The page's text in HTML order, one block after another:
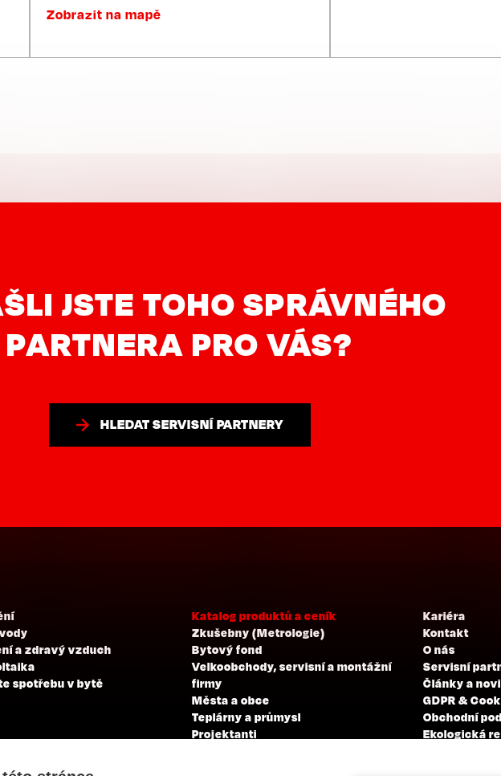
Zobrazit na mapě
JSTE TOHO SPRÁVNÉHO
PARTNERA PRO VÁS?
HLEDAT SERVISNÍ PARTNERY
a zdravý vzduch
spotřebu v bytě
Katalog produktů a ceník
Zkušebny (Metrologie)
Bytový fond
Velkoobchody, servisní a montážní
firmy
Města a obce
Teplárny a průmysl
Projektanti
Kariéra
Kontakt
O nás
Servisní
Články a
GDPR &
Obchodní
Ekologická